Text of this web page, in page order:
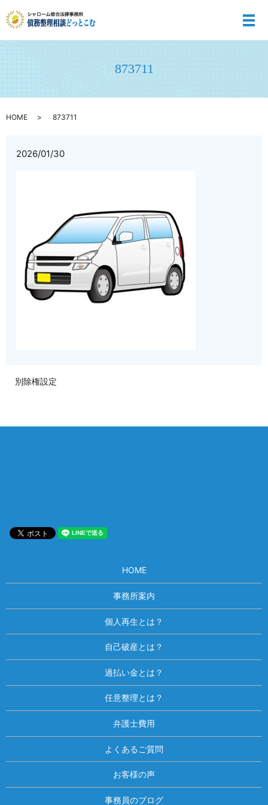
メ
873711
HOME 873711
2026/01/30
別除権設定
HOME
事務所案内
個人再生とは？
自己破産とは？
過払い金とは？
任意整理とは？
弁護士費用
よくあるご質問
お客様の声
事務員のブログ